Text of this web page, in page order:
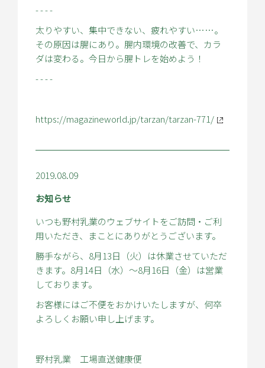
- - - -
太りやすい、集中できない、疲れやすい……。
その原因は腸にあり。腸内環境の改善で、カラ
ダは変わる。今日から腸トレを始めよう！
- - - -
https://magazineworld.jp/tarzan/tarzan-771/
2019.08.09
お知らせ
いつも野村乳業のウェブサイトをご訪問・ご利
用いただき、まことにありがとうございます。
勝手ながら、8月13日（火）は休業させていただ
きます。8月14日（水）～8月16日（金）は営業
しております。
お客様にはご不便をおかけいたしますが、何卒
よろしくお願い申し上げます。
野村乳業 工場直送健康便